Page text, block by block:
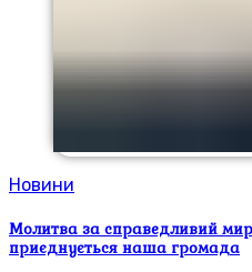
Новини
Молитва за справедливий
приєднується наша громада